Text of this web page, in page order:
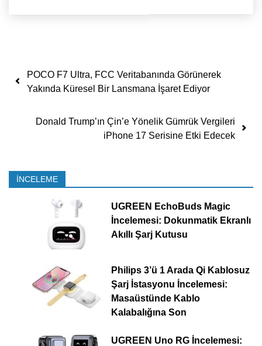
Yazı dolaşımı
POCO F7 Ultra, FCC Veritabanında Görünerek
Yakında Küresel Bir Lansmana İşaret Ediyor
Donald Trump’ın Çin’e Yönelik Gümrük Vergileri
iPhone 17 Serisine Etki Edecek
İNCELEME
UGREEN EchoBuds Magic
İncelemesi: Dokunmatik Ekranlı
Akıllı Şarj Kutusu
Philips 3’ü 1 Arada Qi Kablosuz
Şarj İstasyonu İncelemesi:
Masaüstünde Kablo
Kalabalığına Son
UGREEN Uno RG İncelemesi: